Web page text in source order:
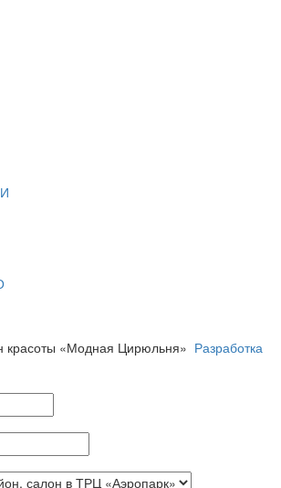
красоты «Модная Цирюльня» Разработка